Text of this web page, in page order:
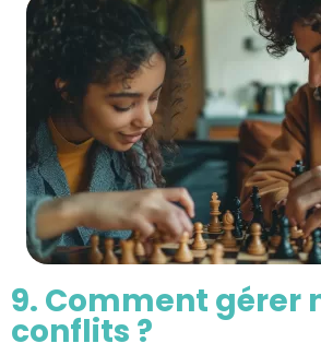
9. Comment gérer
conflits ?